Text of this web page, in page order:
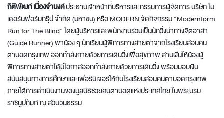
กิติพัฒก์ เนื่องจำนงค์ประธานเจ้าหน้าที่บริหารและกรรมการผู้จัดการ บริษัท โม
เดอร์นฟอร์มกรุ๊ป จำกัด (มหาชน) หรือ MODERN จัดกิจกรรม “Modernform
Run for The Blind” โดยผู้บริหารและพนักงานร่วมเป็นนักวิ่งนำทางจิตอาสา
(Guide Runner) พาน้อง ๆ นักเรียนผู้พิการทางสายตาจากโรงเรียนสอนคน
ตาบอดกรุงเทพ ออกกำลังกายด้วยการเดินวิ่งเพื่อสุขภาพ สานฝันให้น้องผู้
พิการทางสายตาได้มีโอกาสออกกำลังกายด้วยการเดินวิ่ง พร้อมมอบเงิน
สนับสนุนทางการศึกษาและเฟอร์นิเจอร์ให้กับโรงเรียนสอนคนตาบอดกรุงเทพ
ภายใต้การดำเนินงานของมูลนิธิช่วยคนตาบอดแห่งประเทศไทย ในพระบรม
ราชินูปถัมภ์ ณ สวนวนธรรม